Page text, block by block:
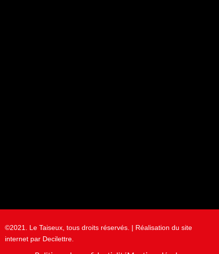
©2021. Le Taiseux, tous droits réservés. | Réalisation du site
internet par Decilettre.